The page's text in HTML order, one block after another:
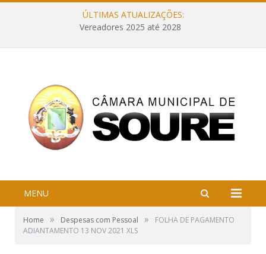
ÚLTIMAS ATUALIZAÇÕES:
Vereadores 2025 até 2028
MENU
Home » Despesas com Pessoal »
FOLHA DE PAGAMENTO
ADIANTAMENTO 13 NOV 2021 XLS